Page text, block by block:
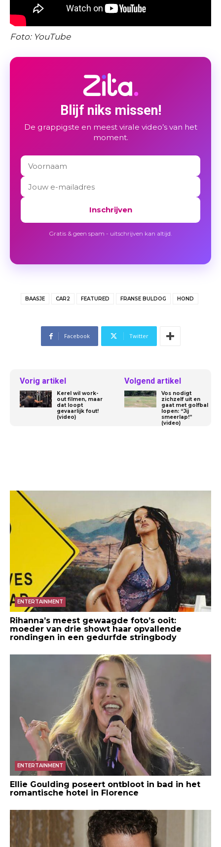
Foto: YouTube
Blijf niks missen!
De grappigste en meest virale video’s van het
moment.
Inschrijven
Gratis & geen spam - uitschrijven kan altijd.
BAASJE CAR2 FEATURED FRANSE BULDOG HOND
Facebook Twitter
Vorig artikel
Kerel wil work-
out filmen, maar
dat loopt
gevaarlijk fout!
(video)
Volgend artikel
Vos nodigt
zichzelf uit en
gaat met golfbal
lopen: “Jij
smeerlap!”
(video)
ENTERTAINMENT
Rihanna’s meest gewaagde foto’s ooit:
moeder van drie showt haar opvallende
rondingen in een gedurfde stringbody
ENTERTAINMENT
Ellie Goulding poseert ontbloot in bad in het
romantische hotel in Florence